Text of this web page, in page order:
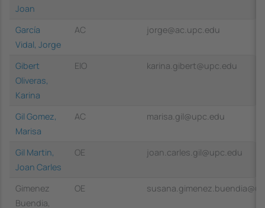
Joan
García
Vidal, Jorge
AC jorge@ac.upc.edu
Gibert
Oliveras,
Karina
EIO karina.gibert@upc.edu
Gil Gomez,
Marisa
AC marisa.gil@upc.edu
Gil Martin,
Joan Carles
OE joan.carles.gil@upc.edu
Gimenez
Buendia,
OE